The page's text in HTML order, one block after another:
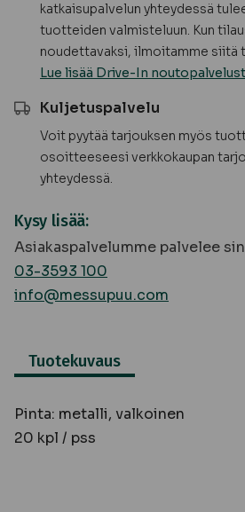
katkaisupalvelun yhteydessä
tuotteiden valmisteluun. Kun
noudettavaksi, ilmoitamme siitä
Lue lisää Drive-In
Kuljetuspalvelu
Voit pyytää tarjouksen myös
osoitteeseesi verkkokaupan
yhteydessä.
Kysy lisää:
Asiakaspalvelumme palvelee
03-3593 100
info@messupuu.com
Tuotekuvaus
Pinta: metalli, valkoinen
20 kpl / pss